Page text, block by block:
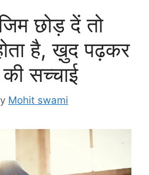
छोड़ दें तो
है, ख़ुद पढ़कर
सच्चाई
Mohit swami